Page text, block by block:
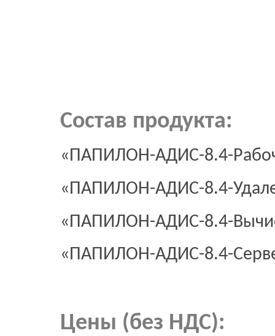
Состав продукта:
«ПАПИЛОН-АДИС-8.4-
«ПАПИЛОН-АДИС-8.4-
«ПАПИЛОН-АДИС-8.4-
«ПАПИЛОН-АДИС-8.4-
Цены (без НДС):